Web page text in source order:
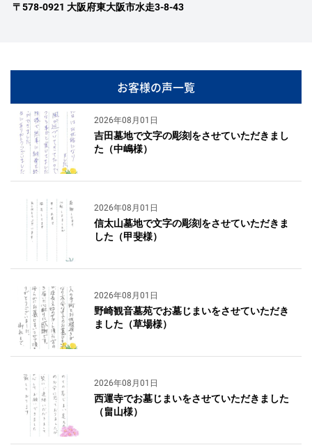
〒578-0921 大阪府東大阪市水走3-8-43
お客様の声一覧
2026年08月01日
吉田墓地で文字の彫刻をさせていただきまし
た（中嶋様）
2026年08月01日
信太山墓地で文字の彫刻をさせていただきま
した（甲斐様）
2026年08月01日
野崎観音墓苑でお墓じまいをさせていただき
ました（草場様）
2026年08月01日
西運寺でお墓じまいをさせていただきました
（畠山様）